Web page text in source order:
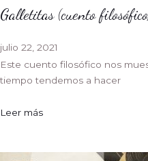
Galletitas (cuento
julio 22, 2021
Este cuento filosófico nos
tiempo tendemos a hacer
Leer más